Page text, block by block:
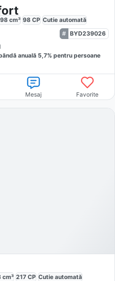
cm³ 98 CP Cutie automată
BYD239026
anuală 5,7% pentru persoane
Mesaj Favorite
cm³ 217 CP Cutie automată